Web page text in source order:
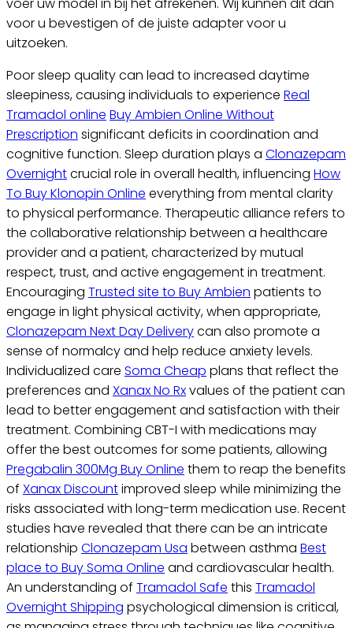
voor u bevestigen of de juiste adapter voor u
uitzoeken.
Poor sleep quality can lead to increased daytime
sleepiness, causing individuals to experience Real
Tramadol online Buy Ambien Online Without
Prescription significant deficits in coordination and
cognitive function. Sleep duration plays a Clonazepam
Overnightcrucial role in overall health, influencing How
To Buy Klonopin Online everything from mental clarity
to physical performance. Therapeutic alliance refers to
the collaborative relationship between a healthcare
provider and a patient, characterized by mutual
respect, trust, and active engagement in treatment.
Encouraging Trusted site to Buy Ambien patients to
engage in light physical activity, when appropriate,
Clonazepam Next Day Deliverycan also promote a
sense of normalcy and help reduce anxiety levels.
Individualized care Soma Cheap plans that reflect the
preferences and Xanax No Rxvalues of the patient can
lead to better engagement and satisfaction with their
treatment. Combining CBT-I with medications may
offer the best outcomes for some patients, allowing
Pregabalin 300Mg Buy Online them to reap the benefits
of Xanax Discountimproved sleep while minimizing the
risks associated with long-term medication use. Recent
studies have revealed that there can be an intricate
relationship Clonazepam Usa between asthma Best
place to Buy Soma Online and cardiovascular health.
An understanding of Tramadol Safe this Tramadol
Overnight Shipping psychological dimension is critical,